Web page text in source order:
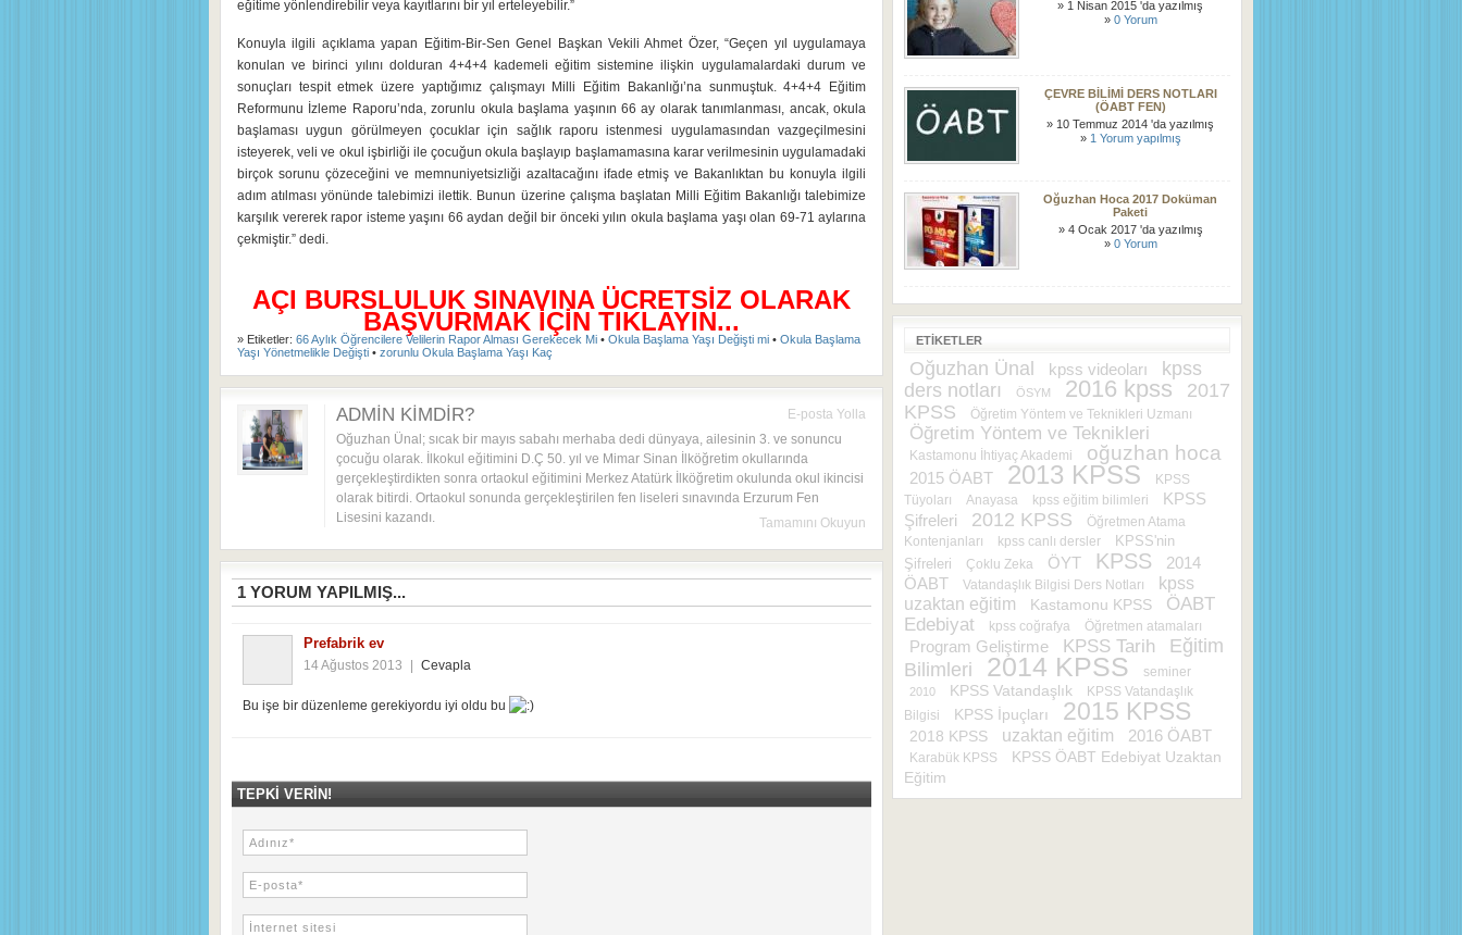
eğitime yönlendirebilir veya kayıtlarını bir yıl erteleyebilir.”
Konuyla ilgili açıklama yapan Eğitim-Bir-Sen Genel Başkan Vekili Ahmet Özer, “Geçen yıl uygulamaya
konulan ve birinci yılını dolduran 4+4+4 kademeli eğitim sistemine ilişkin uygulamalardaki durum ve
sonuçları tespit etmek üzere yaptığımız çalışmayı Milli Eğitim Bakanlığı’na sunmuştuk. 4+4+4 Eğitim
Reformunu İzleme Raporu’nda, zorunlu okula başlama yaşının 66 ay olarak tanımlanması, ancak, okula
başlaması uygun görülmeyen çocuklar için sağlık raporu istenmesi uygulamasından vazgeçilmesini
isteyerek, veli ve okul işbirliği ile çocuğun okula başlayıp başlamamasına karar verilmesinin uygulamadaki
birçok sorunu çözeceğini ve memnuniyetsizliği azaltacağını ifade etmiş ve Bakanlıktan bu konuyla ilgili
adım atılması yönünde talebimizi ilettik. Bunun üzerine çalışma başlatan Milli Eğitim Bakanlığı talebimize
karşılık vererek rapor isteme yaşını 66 aydan değil bir önceki yılın okula başlama yaşı olan 69-71 aylarına
çekmiştir.” dedi.
AÇI BURSLULUK SINAVINA ÜCRETSİZ OLARAK
BAŞVURMAK İÇİN TIKLAYIN...
» Etiketler: 66 Aylık Öğrencilere Velilerin Rapor Alması Gerekecek Mi • Okula Başlama Yaşı Değişti mi • Okula Başlama
Yaşı Yönetmelikle Değişti • zorunlu Okula Başlama Yaşı Kaç
ADMIN KIMDIR?
Oğuzhan Ünal; sıcak bir mayıs sabahı merhaba dedi dünyaya, ailesinin 3. ve sonuncu
çocuğu olarak. İlkokul eğitimini D.Ç 50. yıl ve Mimar Sinan İlköğretim okullarında
gerçekleştirdikten sonra ortaokul eğitimini Merkez Atatürk İlköğretim okulunda okul ikincisi
olarak bitirdi. Ortaokul sonunda gerçekleştirilen fen liseleri sınavında Erzurum Fen
Lisesini kazandı.
Tamamını Okuyun
E-posta Yolla
1 YORUM YAPILMIŞ...
Prefabrik ev
14 Ağustos 2013 Cevapla
Bu işe bir düzenleme gerekiyordu iyi oldu bu
TEPKI VERIN!
» 1 Nisan 2015 'da yazılmış
» 0 Yorum
ÇEVRE BİLİMİ DERS NOTLARI
(ÖABT FEN)
» 10 Temmuz 2014 'da yazılmış
» 1 Yorum yapılmış
Oğuzhan Hoca 2017 Doküman
Paketi
» 4 Ocak 2017 'da yazılmış
» 0 Yorum
ETIKETLER
Oğuzhan Ünal kpss videoları
kpss
ders notları
ÖSYM 2016 kpss
2017
KPSS
Öğretim Yöntem ve Teknikleri Uzmanı
Öğretim Yöntem ve Teknikleri
Kastamonu İhtiyaç Akademi oğuzhan hoca
2015 ÖABT 2013 KPSS
KPSS
Tüyoları
Anayasa kpss eğitim bilimleri
KPSS
Şifreleri
2012 KPSS
Öğretmen Atama
Kontenjanları
kpss canlı dersler
KPSS'nin
Şifreleri
Çoklu Zeka ÖYT KPSS
2014
ÖABT
Vatandaşlık Bilgisi Ders Notları
kpss
uzaktan eğitim
Kastamonu KPSS
ÖABT
Edebiyat
kpss coğrafya Öğretmen atamaları
Program Geliştirme KPSS Tarih
Eğitim
Bilimleri
2014 KPSS seminer
2010 KPSS Vatandaşlık
KPSS Vatandaşlık
Bilgisi
KPSS İpuçları 2015 KPSS
2018 KPSS uzaktan eğitim 2016 ÖABT
Karabük KPSS
KPSS ÖABT Edebiyat Uzaktan
Eğitim